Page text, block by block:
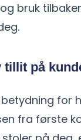
bruk
tillit på
for
fra første